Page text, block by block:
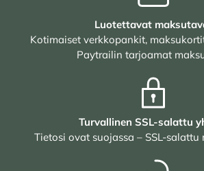
Luotettavat
Kotimaiset verkkopankit,
Paytrailin tarjoamat
Turvallinen SSL-salattu
Tietosi ovat suojassa – SSL-salattu